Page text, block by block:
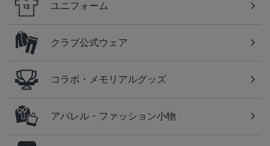
ユニフォーム
クラブ公式ウェア
コラボ・メモリアルグッズ
アパレル・ファッション小物